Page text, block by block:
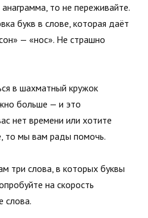
то не переживайте.
букв в слове, которая даёт
— «нос». Не страшно
в шахматный кружок
больше — и это
нет времени или хотите
то мы вам рады помочь.
три слова, в которых буквы
на скорость
слова.